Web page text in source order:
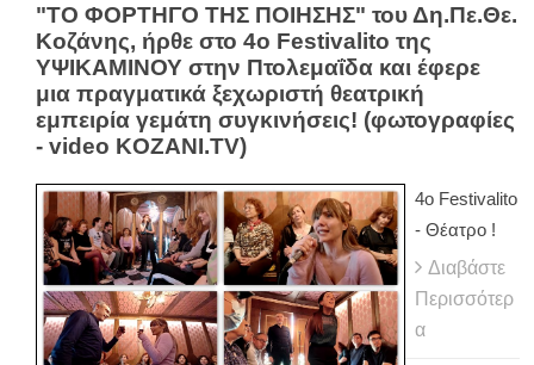
"ΤΟ ΦΟΡΤΗΓΟ ΤΗΣ ΠΟΙΗΣΗΣ" του Δη.Πε.Θε.
Κοζάνης, ήρθε στο 4ο Festivalito της
ΥΨΙΚΑΜΙΝΟΥ στην Πτολεμαΐδα και έφερε
μια πραγματικά ξεχωριστή θεατρική
εμπειρία γεμάτη συγκινήσεις! (φωτογραφίες
- video KOZANI.TV)
4ο Festivalito
- Θέατρο !
Διαβάστε
Περισσότερ
α